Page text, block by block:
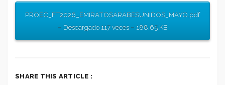
PROEC_FT2026_EMIRATOSARABESUNIDOS_MAYO.pdf
– Descargado 117 veces – 188,65 KB
SHARE THIS ARTICLE :